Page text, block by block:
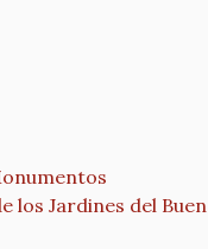
los Jardines del Buen